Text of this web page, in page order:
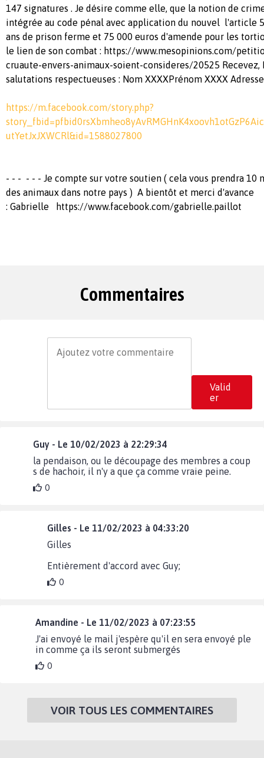
147 signatures . Je désire comme elle, que la notion de
intégrée au code pénal avec application du nouvel l'article
ans de prison ferme et 75 000 euros d'amende pour les
le lien de son combat : https://www.mesopinions.com/
cruaute-envers-animaux-soient-consideres/20525
salutations respectueuses : Nom XXXXPrénom XXXX
https://m.facebook.com/story.php?
utYetJxJXWCRl&id=1588027800
- - - - - - Je compte sur votre soutien ( cela vous prendra 10
des animaux dans notre pays ) A bientôt et merci d'avance
: Gabrielle https://www.facebook.com/gabrielle.paillot
Commentaires
Valid
er
Guy - Le 10/02/2023 à 22:29:34
la pendaison, ou le découpage des membres a coup
s de hachoir, il n'y a que ça comme vraie peine.
0
Gilles - Le 11/02/2023 à 04:33:20
Gilles
Entièrement d'accord avec Guy;
0
Amandine - Le 11/02/2023 à 07:23:55
J'ai envoyé le mail j'espère qu'il en sera envoyé ple
in comme ça ils seront submergés
0
VOIR TOUS LES COMMENTAIRES